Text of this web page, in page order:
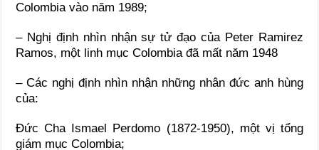
Colombia vào năm 1989;
– Nghị định nhìn nhận sự tử đạo của Peter Ramirez
Ramos, một linh mục Colombia đã mất năm 1948
– Các nghị định nhìn nhận những nhân đức anh hùng
của:
Đức Cha Ismael Perdomo (1872-1950), một vị tổng
giám mục Colombia;